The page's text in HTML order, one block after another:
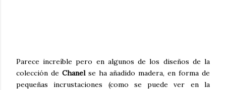
Parece increíble pero en algunos de los diseños de la
colección deChanelse ha añadido madera, en forma de
pequeñas incrustaciones (como se puede ver en la